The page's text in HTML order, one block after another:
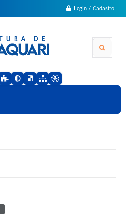
Login / Cadastro